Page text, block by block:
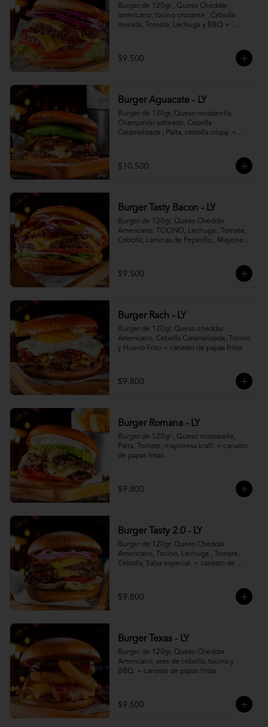
Burger de 120gr , Queso Cheddar
americano, tocino crocante , Cebolla
morada, Tomate, Lechuga y BBQ +
$9.500
Burger Aguacate - LY
Burger de 120gr, Queso mozzarella,
Champiñón salteado, Cebolla
Caramelizada , Palta, cebolla crispy. +
$10.500
Burger Tasty Bacon - LY
Burger de 120gr, Queso Cheddar
Americano, TOCINO, Lechuga , Tomate,
Cebolla, Laminas de Pepinillo , Mayonesa
$9.500
Burger Rach - LY
Burger de 120gr, Queso cheddar
Americano, Cebolla Caramelizada, Tocino
y Huevo Frito + canasto de papas fritas
$9.800
Burger Romana - LY
Burger de 120gr , Queso mozzarella,
Palta, Tomate, mayonesa kraff. + canasto
de papas fritas
$9.800
Burger Tasty 2.0 - LY
Burger de 120gr, Queso Cheddar
Americano, Tocino, Lechuga , Tomate,
Cebolla, Salsa especial. + canasto de
$9.800
Burger Texas - LY
Burger de 120gr, Queso Cheddar
Americano, aros de cebolla, tocino y
BBQ. + canasto de papas fritas
$9.500